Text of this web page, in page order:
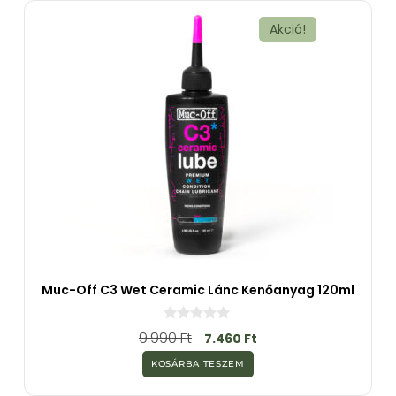
Akció!
Muc-Off C3 Wet Ceramic Lánc Kenőanyag 120ml
0
a
5
-
b
9.990Ft 7.460 Ft
KOSÁRBA TESZEM